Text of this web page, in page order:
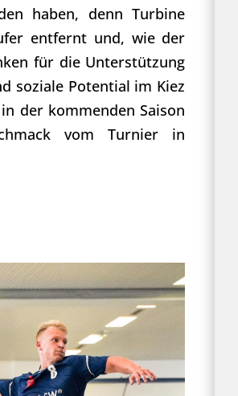
haben, denn Turbine
entfernt und, wie der
für die Unterstützung
soziale Potential im Kiez
der kommenden Saison
vom Turnier in